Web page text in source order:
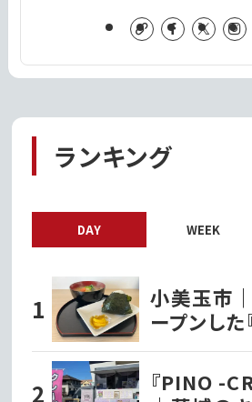
ランキング
DAY WEEK
小美玉市
ープンした
おにぎり
いただき
『PINO -